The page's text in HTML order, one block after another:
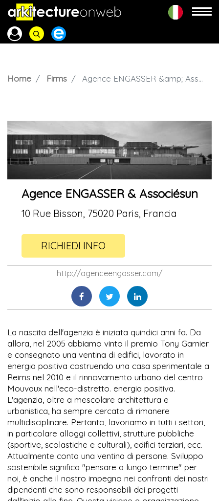
Home Firms Agence ENGASSER &amp; Associésun
Agence ENGASSER & Associésun
10 Rue Bisson, 75020 Paris, Francia
RICHIEDI INFO
http://agenceengasser.com/
La nascita dell'agenzia è iniziata quindici anni fa. Da
allora, nel 2005 abbiamo vinto il premio Tony Garnier
e consegnato una ventina di edifici, lavorato in
energia positiva costruendo una casa sperimentale a
Reims nel 2010 e il rinnovamento urbano del centro
Mouvaux nell'eco-distretto. energia positiva.
L'agenzia, oltre a mescolare architettura e
urbanistica, ha sempre cercato di rimanere
multidisciplinare. Pertanto, lavoriamo in tutti i settori,
in particolare alloggi collettivi, strutture pubbliche
(sportive, scolastiche e culturali), edifici terziari, ecc.
Attualmente conta una ventina di persone. Sviluppo
sostenibile significa "pensare a lungo termine" per
noi, è anche il nostro impegno nei confronti dei nostri
dipendenti che sono responsabili dei progetti